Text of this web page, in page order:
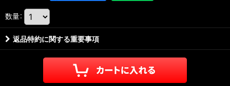
数量:
返品特約に関する重要事項